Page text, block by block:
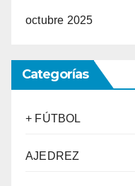
octubre 2025
Categorías
+ FÚTBOL
AJEDREZ